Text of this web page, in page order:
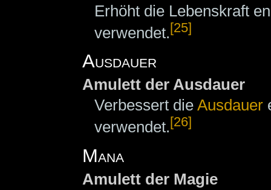
Erhöht die Lebenskraft
verwendet.[25]
Ausdauer
Amulett der Ausdauer
Verbessert die Ausdauer
verwendet.[26]
Mana
Amulett der Magie